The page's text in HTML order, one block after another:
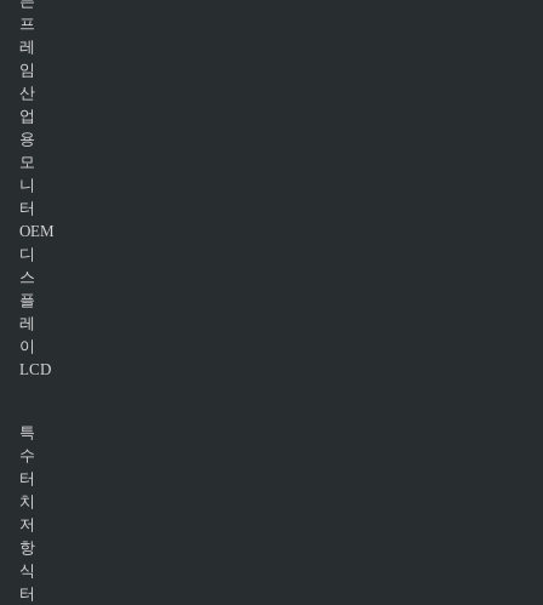
프
레
임
산
업
용
모
니
터
OEM
디
스
플
레
이
LCD
특
수
터
치
저
항
식
터